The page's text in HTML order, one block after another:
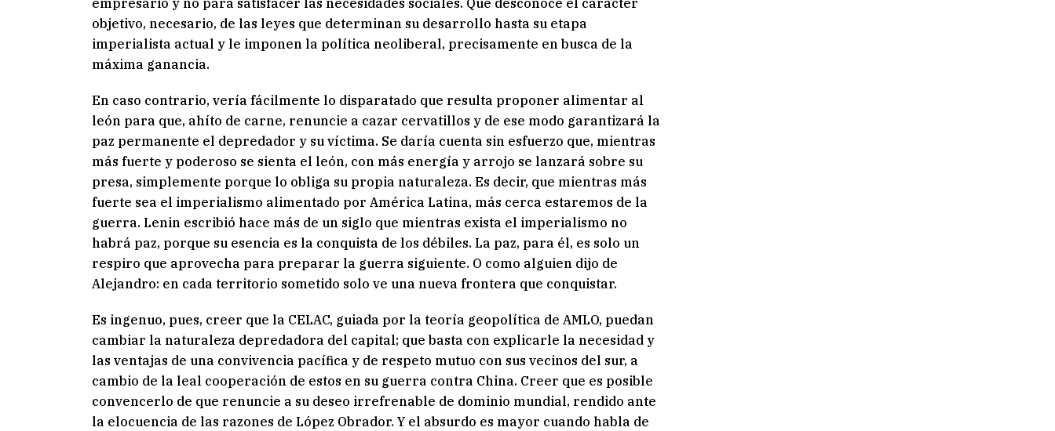
objetivo, necesario, de las leyes que determinan su desarrollo hasta su etapa
imperialista actual y le imponen la política neoliberal, precisamente en busca de la
máxima ganancia.
En caso contrario, vería fácilmente lo disparatado que resulta proponer alimentar al
león para que, ahíto de carne, renuncie a cazar cervatillos y de ese modo garantizará la
paz permanente el depredador y su víctima. Se daría cuenta sin esfuerzo que, mientras
más fuerte y poderoso se sienta el león, con más energía y arrojo se lanzará sobre su
presa, simplemente porque lo obliga su propia naturaleza. Es decir, que mientras más
fuerte sea el imperialismo alimentado por América Latina, más cerca estaremos de la
guerra. Lenin escribió hace más de un siglo que mientras exista el imperialismo no
habrá paz, porque su esencia es la conquista de los débiles. La paz, para él, es solo un
respiro que aprovecha para preparar la guerra siguiente. O como alguien dijo de
Alejandro: en cada territorio sometido solo ve una nueva frontera que conquistar.
Es ingenuo, pues, creer que la CELAC, guiada por la teoría geopolítica de AMLO, puedan
cambiar la naturaleza depredadora del capital; que basta con explicarle la necesidad y
las ventajas de una convivencia pacífica y de respeto mutuo con sus vecinos del sur, a
cambio de la leal cooperación de estos en su guerra contra China. Creer que es posible
convencerlo de que renuncie a su deseo irrefrenable de dominio mundial, rendido ante
la elocuencia de las razones de López Obrador. Y el absurdo es mayor cuando habla de